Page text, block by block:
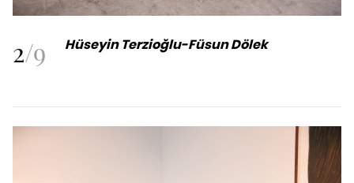
2/9 Hüseyin Terzioğlu-Füsun Dölek